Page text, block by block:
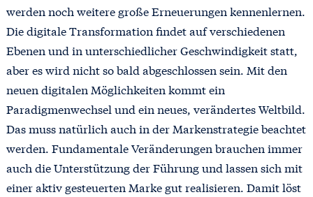
werden noch weitere große Erneuerungen kennenlernen.
Die digitale Transformation findet auf verschiedenen
Ebenen und in unterschiedlicher Geschwindigkeit statt,
aber es wird nicht so bald abgeschlossen sein. Mit den
neuen digitalen Möglichkeiten kommt ein
Paradigmenwechsel und ein neues, verändertes Weltbild.
Das muss natürlich auch in der Markenstrategie beachtet
werden. Fundamentale Veränderungen brauchen immer
auch die Unterstützung der Führung und lassen sich mit
einer aktiv gesteuerten Marke gut realisieren. Damit löst